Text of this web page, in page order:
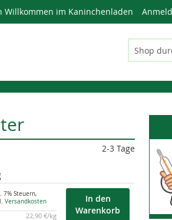
Willkommen im Kaninchenladen
Suche
2-3 Tage
7% Steuern,
Versandkosten
22,90 €/kg
In den
Warenkorb